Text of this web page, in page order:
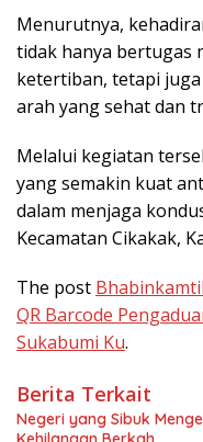
Menurutnya,
tidak hanya bertugas
ketertiban, tetapi
arah yang sehat dan
Melalui kegiatan
yang semakin kuat
dalam menjaga
Kecamatan Cikakak,
The post
QR Barcode
Sukabumi Ku.
Berita Terkait
Negeri yang Sibuk